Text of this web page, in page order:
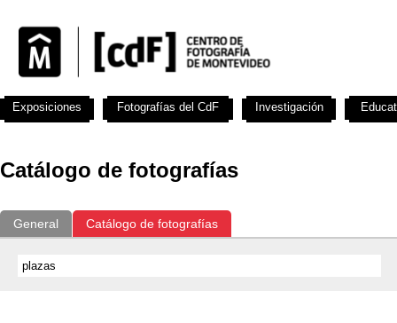
Catálogo de fotografías
General Catálogo de fotografías
Exposiciones Fotografías del CdF Investigación